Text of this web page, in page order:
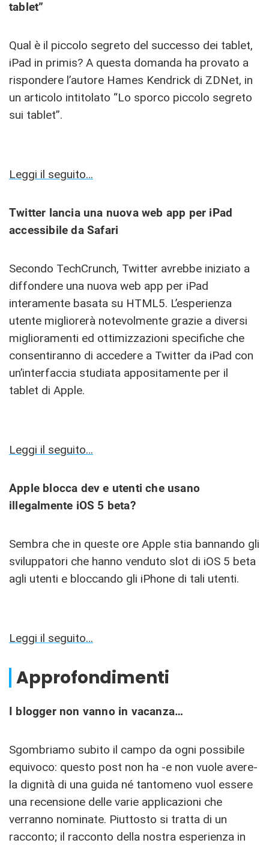
tablet”
Qual è il piccolo segreto del successo dei tablet,
iPad in primis? A questa domanda ha provato a
rispondere l’autore Hames Kendrick di ZDNet, in
un articolo intitolato “Lo sporco piccolo segreto
sui tablet”.
Leggi il seguito…
Twitter lancia una nuova web app per iPad
accessibile da Safari
Secondo TechCrunch, Twitter avrebbe iniziato a
diffondere una nuova web app per iPad
interamente basata su HTML5. L’esperienza
utente migliorerà notevolmente grazie a diversi
miglioramenti ed ottimizzazioni specifiche che
consentiranno di accedere a Twitter da iPad con
un’interfaccia studiata appositamente per il
tablet di Apple.
Leggi il seguito…
Apple blocca dev e utenti che usano
illegalmente iOS 5 beta?
Sembra che in queste ore Apple stia bannando gli
sviluppatori che hanno venduto slot di iOS 5 beta
agli utenti e bloccando gli iPhone di tali utenti.
Leggi il seguito…
Approfondimenti
I blogger non vanno in vacanza…
Sgombriamo subito il campo da ogni possibile
equivoco: questo post non ha -e non vuole avere-
la dignità di una guida né tantomeno vuol essere
una recensione delle varie applicazioni che
verranno nominate. Piuttosto si tratta di un
racconto; il racconto della nostra esperienza in